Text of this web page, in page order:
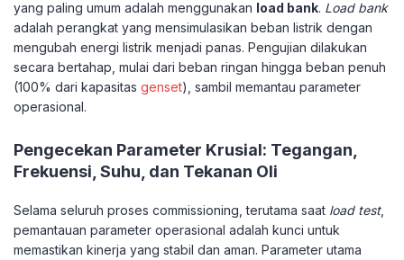
yang paling umum adalah menggunakan load bank. Load bank
adalah perangkat yang mensimulasikan beban listrik dengan
mengubah energi listrik menjadi panas. Pengujian dilakukan
secara bertahap, mulai dari beban ringan hingga beban penuh
(100% dari kapasitas genset), sambil memantau parameter
operasional.
Pengecekan Parameter Krusial: Tegangan,
Frekuensi, Suhu, dan Tekanan Oli
Selama seluruh proses commissioning, terutama saat load test,
pemantauan parameter operasional adalah kunci untuk
memastikan kinerja yang stabil dan aman. Parameter utama